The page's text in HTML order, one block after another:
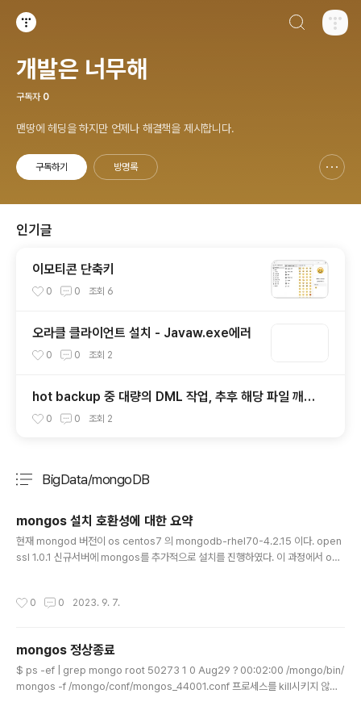
개발은 너무해
구독자 0
맨땅에 헤딩을 하지만 언제나 해결책을 제시합니다.
구독하기 방명록
인기글
이모티콘 단축키
0 0 조회 6
오라클 클라이언트 설치 - Javaw.exe에러
0 0 조회 2
hot backup 중 대량의 DML 작업, 추후 해당 파일 깨졌
을 시 어떻게 될까?
0 0 조회 2
BigData/mongoDB
mongos 설치 호환성에 대한 요약
현재 mongod 버전이 os centos7 의 mongodb-rhel70-4.2.15 이다. open
ssl 1.0.1 신규서버에 mongos를 추가적으로 설치를 진행하였다. 이 과정에서 os
penssl 1.0.1을 설치하였다. 설치하는 방법은 추후에 작성하도록 하겠다. 이후 실행
제가 되지 않았다. (2) ole9 , ..
0 0 2023. 9. 7.
mongos 정상종료
$ ps -ef | grep mongo root 50273 1 0 Aug29 ? 00:02:00 /mongo/bin/
mongos -f /mongo/conf/mongos_44001.conf 프로세스를 kill시키지 않고